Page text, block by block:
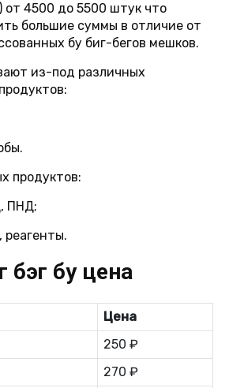
от 4500 до 5500 штук что
большие суммы в отличие от
бу биг-бегов мешков.
из-под различных
продуктов:
ПНД;
реагенты.
бэг бу цена
Цена
250 ₽
270 ₽